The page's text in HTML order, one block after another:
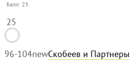
Балл: 25
25
96-104newСкобеев и Партнеры